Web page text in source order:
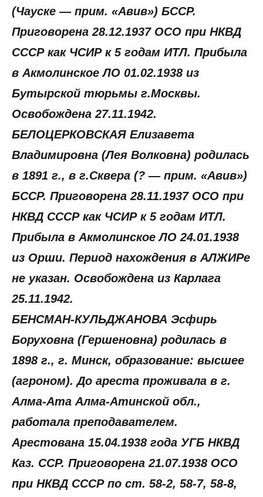
(Чауске — прим. «Авив») БССР.
Приговорена 28.12.1937 ОСО при НКВД
СССР как ЧСИР к 5 годам ИТЛ. Прибыла
в Акмолинское ЛО 01.02.1938 из
Бутырской тюрьмы г.Москвы.
Освобождена 27.11.1942.
БЕЛОЦЕРКОВСКАЯ Елизавета
Владимировна (Лея Волковна) родилась
в 1891 г., в г.Сквера (? — прим. «Авив»)
БССР. Приговорена 28.11.1937 ОСО при
НКВД СССР как ЧСИР к 5 годам ИТЛ.
Прибыла в Акмолинское ЛО 24.01.1938
из Орши. Период нахождения в АЛЖИРе
не указан. Освобождена из Карлага
25.11.1942.
БЕНСМАН-КУЛЬДЖАНОВА Эсфирь
Боруховна (Гершеновна) родилась в
1898 г., г. Минск, образование: высшее
(агроном). До ареста проживала в г.
Алма-Ата Алма-Атинской обл.,
работала преподавателем.
Арестована 15.04.1938 года УГБ НКВД
Каз. ССР. Приговорена 21.07.1938 ОСО
при НКВД СССР по ст. 58-2, 58-7, 58-8,